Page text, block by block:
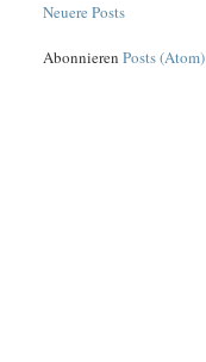
Neuere Posts
AbonnierenPosts (Atom)